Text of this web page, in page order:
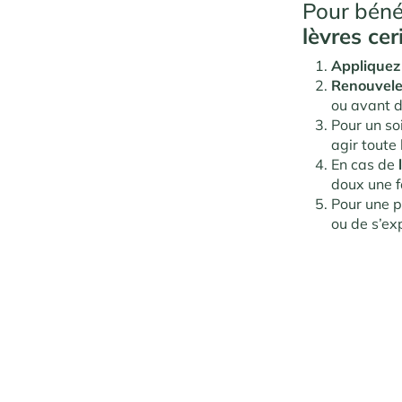
Pour
lèvres
Appliquez
ou avant
Pour un
agir toute
En cas de
doux une
Pour une
ou de